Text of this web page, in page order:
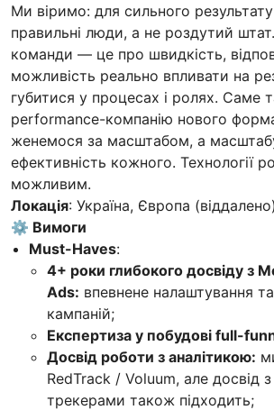
Ми віримо: для сильного результату
правильні люди, а не роздутий
команди — це про швидкість,
можливість реально впливати на
губитися у процесах і ролях. Саме
performance-компанію нового
женемося за масштабом, а
ефективність кожного. Технології
можливим.
Локація: Україна, Європа
⚙️ Вимоги
Must-Haves:
4+ роки глибокого досвіду з
Ads: впевнене налаштування
кампаній;
Експертиза у побудові full-
Досвід роботи з аналітикою:
RedTrack / Voluum, але досвід
трекерами також підходить;